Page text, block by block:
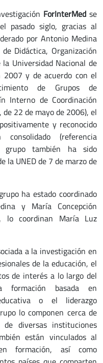
ForInterMedse
pasado siglo, gracias al
por Antonio Medina
Didáctica, Organización
Universidad Nacional de
2007 y de acuerdo con el
de Grupos de
Interno de Coordinación
22 de mayo de 2006), el
y reconocido
(referencia
grupo también ha sido
la UNED de 7 de marzo de
ha estado coordinado
y María Concepción
lo coordinan María Luz
a la investigación en
de la educación, el
de interés a lo largo del
basada en
o el liderazgo
lo componen cerca de
diversas instituciones
están vinculados al
formación, así como